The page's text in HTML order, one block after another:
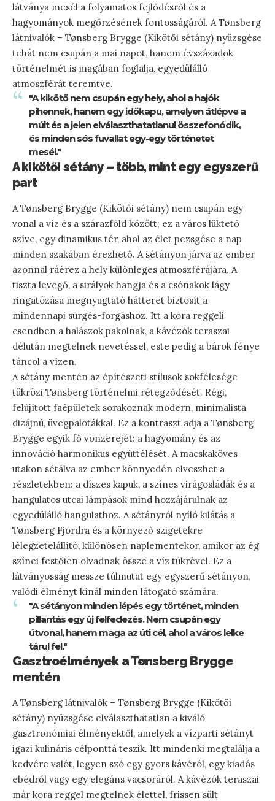
látványa mesél a folyamatos fejlődésről és a
hagyományok megőrzésének fontosságáról. A Tønsberg
látnivalók – Tønsberg Brygge (Kikötői sétány) nyüzsgése
tehát nem csupán a mai napot, hanem évszázadok
történelmét is magában foglalja, egyedülálló
atmoszférát teremtve.
"A kikötő nem csupán egy hely, ahol a hajók
pihennek, hanem egy időkapu, amelyen átlépve a
múlt és a jelen elválaszthatatlanul összefonódik,
és minden sós fuvallat egy-egy történetet
mesél."
A kikötői sétány – több, mint egy egyszerű
part
A Tønsberg Brygge (Kikötői sétány) nem csupán egy
vonal a víz és a szárazföld között; ez a város lüktető
szíve, egy dinamikus tér, ahol az élet pezsgése a nap
minden szakában érezhető. A sétányon járva az ember
azonnal ráérez a hely különleges atmoszférájára. A
tiszta levegő, a sirályok hangja és a csónakok lágy
ringatózása megnyugtató hátteret biztosít a
mindennapi sürgés-forgáshoz. Itt a kora reggeli
csendben a halászok pakolnak, a kávézók teraszai
délután megtelnek nevetéssel, este pedig a bárok fénye
táncol a vízen.
A sétány mentén az építészeti stílusok sokfélesége
tükrözi Tønsberg történelmi rétegződését. Régi,
felújított faépületek sorakoznak modern, minimalista
dizájnú, üvegpalotákkal. Ez a kontraszt adja a Tønsberg
Brygge egyik fő vonzerejét: a hagyomány és az
innováció harmonikus együttélését. A macskaköves
utakon sétálva az ember könnyedén elveszhet a
részletekben: a díszes kapuk, a színes virágosládák és a
hangulatos utcai lámpások mind hozzájárulnak az
egyedülálló hangulathoz. A sétányról nyíló kilátás a
Tønsberg Fjordra és a környező szigetekre
lélegzetelállító, különösen naplementekor, amikor az ég
színei festőien olvadnak össze a víz tükrével. Ez a
látványosság messze túlmutat egy egyszerű sétányon,
valódi élményt kínál minden látogató számára.
"A sétányon minden lépés egy történet, minden
pillantás egy új felfedezés. Nem csupán egy
útvonal, hanem maga az úti cél, ahol a város lelke
tárul fel."
Gasztroélmények a Tønsberg Brygge
mentén
A Tønsberg látnivalók – Tønsberg Brygge (Kikötői
sétány) nyüzsgése elválaszthatatlan a kiváló
gasztronómiai élményektől, amelyek a vízparti sétányt
igazi kulináris célponttá teszik. Itt mindenki megtalálja a
kedvére valót, legyen szó egy gyors kávéról, egy kiadós
ebédről vagy egy elegáns vacsoráról. A kávézók teraszai
már kora reggel megtelnek élettel, frissen sült